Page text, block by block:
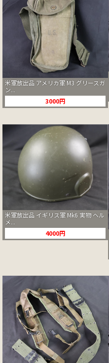
米軍放出品 アメリカ軍 M3 グリースガ
ン...
3000円
米軍放出品 イギリス軍 Mk6 実物 ヘル
メ...
4000円